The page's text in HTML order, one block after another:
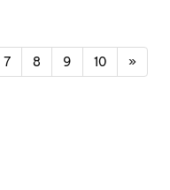
7 8 9 10 »